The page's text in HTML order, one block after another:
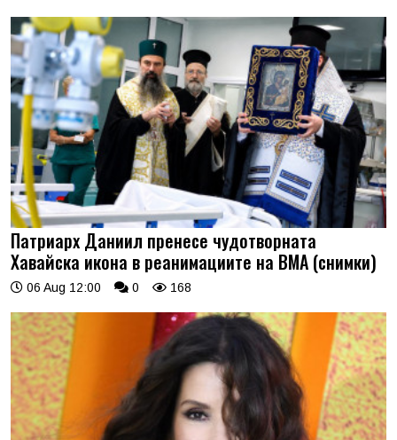
Патриарх Даниил пренесе чудотворната
Хавайска икона в реанимациите на ВМА (снимки)
06 Aug 12:00 0 168